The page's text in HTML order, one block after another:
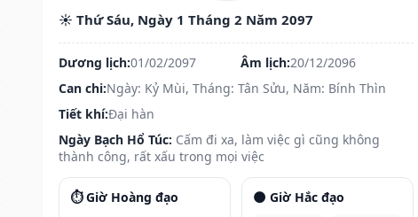
☀️ Thứ Sáu, Ngày 1 Tháng 2 Năm 2097
Dương lịch:01/02/2097 Âm lịch:20/12/2096
Can chi:Ngày: Kỷ Mùi, Tháng: Tân Sửu, Năm: Bính Thìn
Tiết khí:Đại hàn
Ngày Bạch Hổ Túc: Cấm đi xa, làm việc gì cũng không
thành công, rất xấu trong mọi việc
⏱️ Giờ Hoàng đạo 🌑 Giờ Hắc đạo